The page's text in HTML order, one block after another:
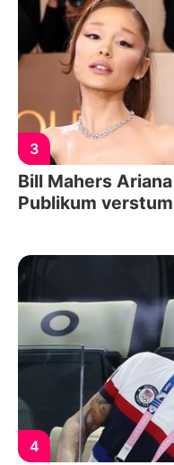
3
Bill Mahers
Publikum
4